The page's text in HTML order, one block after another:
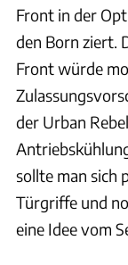
Front in der
den Born ziert.
Front würde
der Urban
sollte man sich
Türgriffe und
eine Idee vom